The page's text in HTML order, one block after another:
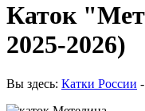
Каток
2025-2026)
Вы здесь: Катки России -